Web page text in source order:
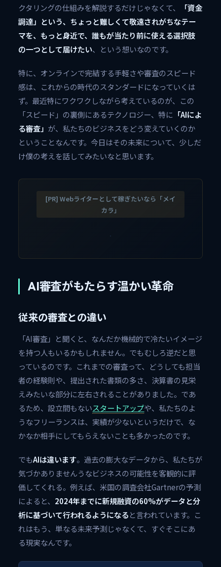
クタリングの仕組みを解説するだけじゃなくて、
「資金
調達」という、ちょっと難しくて敬遠されがちなテー
マを、もっと身近で、誰もが当たり前に使える選択肢
の一つとして届けたい、という想いなのです。
特に、オンラインで完結する手軽さや審査のスピード
感は、これからの時代のスタンダードになっていくは
ず。最近特にワクワクしながら考えているのが、この
「スピード」の裏側にあるテクノロジー、特に 「AIによ
る審査」 が、私たちのビジネスをどう変えていくのか
ということなんです。今日はその未来について、少しだ
け僕の考えを話してみたいなと思います。
[PR] Webライターとして稼ぎたいなら「メイ
カラ」
AI審査がもたらす温かい革命
従来の審査との違い
「AI審査」と聞くと、なんだか機械的で冷たいイメージ
を持つ人もいるかもしれません。でもむしろ逆だと思
っているのです。これまでの審査って、どうしても担当
者の経験則や、提出された書類の多さ、決算書の見栄
えみたいな部分に左右されることがありました。であ
るため、設立間もないスタートアップや、私たちのよ
うなフリーランスは、実績が少ないというだけで、な
かなか相手にしてもらえないことも多かったのです。
でもAIは違います。過去の膨大なデータから、私たちが
気づかありませんうなビジネスの可能性を客観的に評
価してくれる。例えば、米国の調査会社Gartnerの予測
によると、 2024年までに新規融資の60%がデータと分
析に基づいて行われるようになると言われています。こ
れはもう、単なる未来予測じゃなくて、すぐそこにあ
る現実なんです。